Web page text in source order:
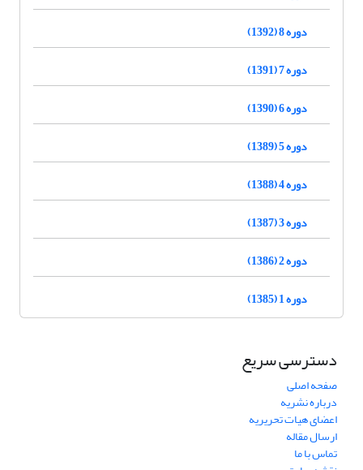
دوره 8 (1392)
دوره 7 (1391)
دوره 6 (1390)
دوره 5 (1389)
دوره 4 (1388)
دوره 3 (1387)
دوره 2 (1386)
دوره 1 (1385)
دسترسی سریع
صفحه اصلی
درباره نشریه
اعضای هیات تحریریه
ارسال مقاله
تماس با ما